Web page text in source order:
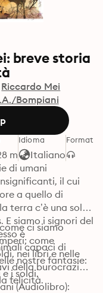
breve storia
Riccardo Mei
Bompiani
m
Idioma
Italiano
Formato
di umani
il cui
a quello di
terra c’è una sola
E siamo i signori del
è
capaci di
nostre fantasie:
come le divinità, le nazioni, le leggi e i soldi.
ci siamo
come
nei libri e nelle
della burocrazia,
felicità.
(Audiolibro):